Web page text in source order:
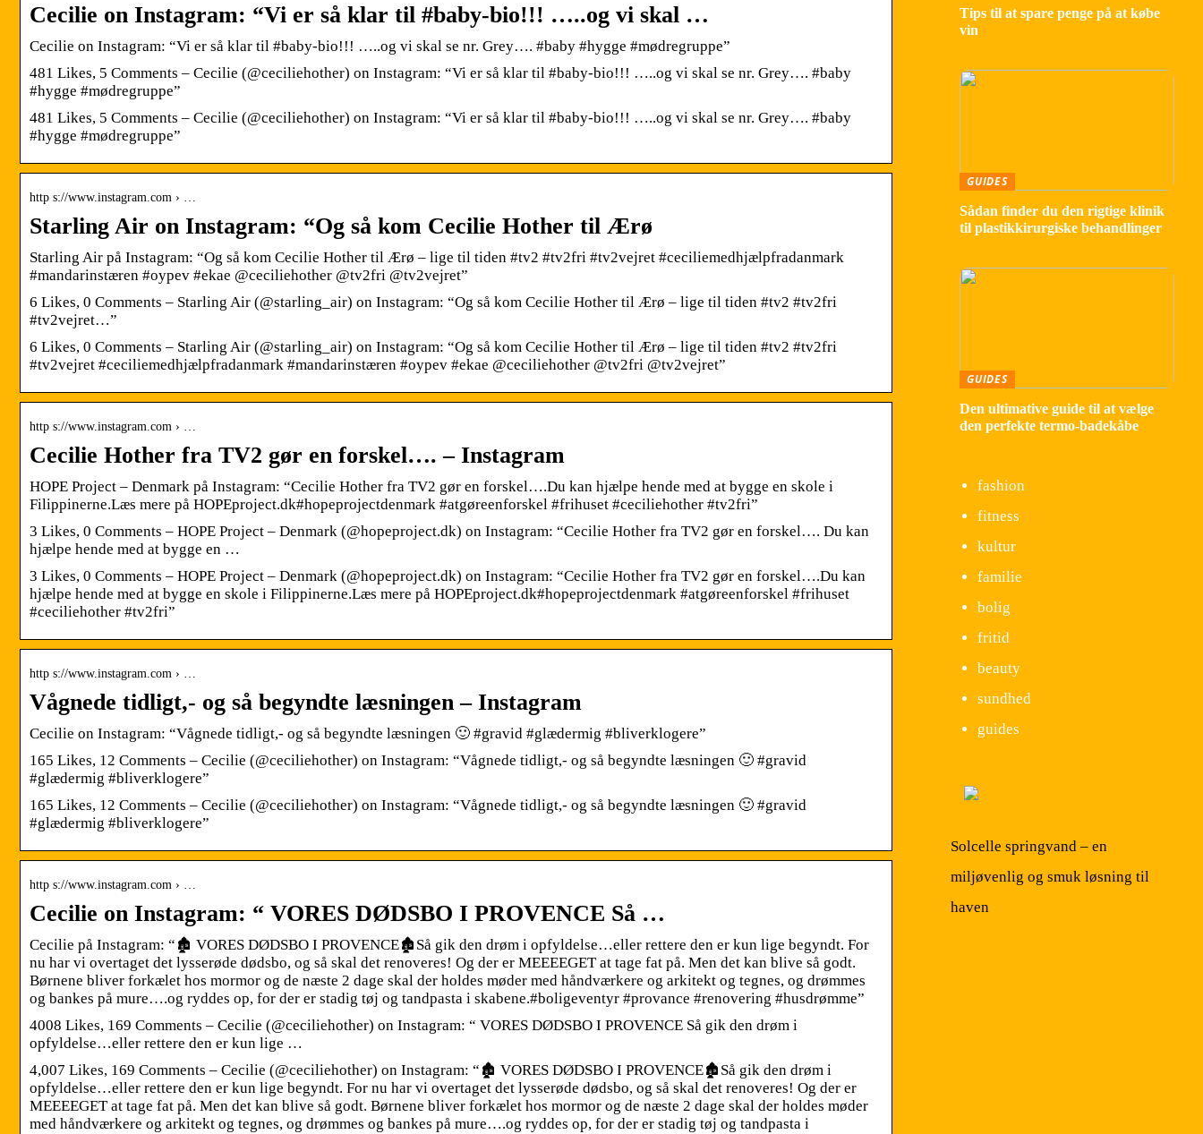
Cecilie on Instagram: “Vi er så klar til #baby-bio!!! …..og vi skal …
Cecilie on Instagram: “Vi er så klar til #baby-bio!!! …..og vi skal se nr. Grey…. #baby #hygge #mødregruppe”
481 Likes, 5 Comments – Cecilie (@ceciliehother) on Instagram: “Vi er så klar til #baby-bio!!! …..og vi skal se nr. Grey…. #baby
#hygge #mødregruppe”
481 Likes, 5 Comments – Cecilie (@ceciliehother) on Instagram: “Vi er så klar til #baby-bio!!! …..og vi skal se nr. Grey…. #baby
#hygge #mødregruppe”
http s://www.instagram.com › …
Starling Air on Instagram: “Og så kom Cecilie Hother til Ærø
Starling Air på Instagram: “Og så kom Cecilie Hother til Ærø – lige til tiden #tv2 #tv2fri #tv2vejret #ceciliemedhjælpfradanmark
#mandarinstæren #oypev #ekae @ceciliehother @tv2fri @tv2vejret”
6 Likes, 0 Comments – Starling Air (@starling_air) on Instagram: “Og så kom Cecilie Hother til Ærø – lige til tiden #tv2 #tv2fri
#tv2vejret…”
6 Likes, 0 Comments – Starling Air (@starling_air) on Instagram: “Og så kom Cecilie Hother til Ærø – lige til tiden #tv2 #tv2fri
#tv2vejret #ceciliemedhjælpfradanmark #mandarinstæren #oypev #ekae @ceciliehother @tv2fri @tv2vejret”
http s://www.instagram.com › …
Cecilie Hother fra TV2 gør en forskel…. – Instagram
HOPE Project – Denmark på Instagram: “Cecilie Hother fra TV2 gør en forskel….Du kan hjælpe hende med at bygge en skole i
Filippinerne.Læs mere på HOPEproject.dk#hopeprojectdenmark #atgøreenforskel #frihuset #ceciliehother #tv2fri”
3 Likes, 0 Comments – HOPE Project – Denmark (@hopeproject.dk) on Instagram: “Cecilie Hother fra TV2 gør en forskel…. Du kan
hjælpe hende med at bygge en …
3 Likes, 0 Comments – HOPE Project – Denmark (@hopeproject.dk) on Instagram: “Cecilie Hother fra TV2 gør en forskel….Du kan
hjælpe hende med at bygge en skole i Filippinerne.Læs mere på HOPEproject.dk#hopeprojectdenmark #atgøreenforskel #frihuset
#ceciliehother #tv2fri”
http s://www.instagram.com › …
Vågnede tidligt,- og så begyndte læsningen – Instagram
Cecilie on Instagram: “Vågnede tidligt,- og så begyndte læsningen 🙂 #gravid #glædermig #bliverklogere”
165 Likes, 12 Comments – Cecilie (@ceciliehother) on Instagram: “Vågnede tidligt,- og så begyndte læsningen 🙂 #gravid
#glædermig #bliverklogere”
165 Likes, 12 Comments – Cecilie (@ceciliehother) on Instagram: “Vågnede tidligt,- og så begyndte læsningen 🙂 #gravid
#glædermig #bliverklogere”
http s://www.instagram.com › …
Cecilie on Instagram: “ VORES DØDSBO I PROVENCE Så …
Cecilie på Instagram: “🏚 VORES DØDSBO I PROVENCE🏚Så gik den drøm i opfyldelse…eller rettere den er kun lige begyndt. For
nu har vi overtaget det lysserøde dødsbo, og så skal det renoveres! Og der er MEEEEGET at tage fat på. Men det kan blive så godt.
Børnene bliver forkælet hos mormor og de næste 2 dage skal der holdes møder med håndværkere og arkitekt og tegnes, og drømmes
og bankes på mure….og ryddes op, for der er stadig tøj og tandpasta i skabene.#boligeventyr #provance #renovering #husdrømme”
4008 Likes, 169 Comments – Cecilie (@ceciliehother) on Instagram: “ VORES DØDSBO I PROVENCE Så gik den drøm i
opfyldelse…eller rettere den er kun lige …
4,007 Likes, 169 Comments – Cecilie (@ceciliehother) on Instagram: “🏚 VORES DØDSBO I PROVENCE🏚Så gik den drøm i
opfyldelse…eller rettere den er kun lige begyndt. For nu har vi overtaget det lysserøde dødsbo, og så skal det renoveres! Og der er
MEEEEGET at tage fat på. Men det kan blive så godt. Børnene bliver forkælet hos mormor og de næste 2 dage skal der holdes møder
med håndværkere og arkitekt og tegnes, og drømmes og bankes på mure….og ryddes op, for der er stadig tøj og tandpasta i
Tips til at spare penge på at købe
vin
GUIDES
Sådan finder du den rigtige klinik
til plastikkirurgiske behandlinger
GUIDES
Den ultimative guide til at vælge
den perfekte termo-badekåbe
fashion
fitness
kultur
familie
bolig
fritid
beauty
sundhed
guides
Solcelle springvand – en
miljøvenlig og smuk løsning til
haven